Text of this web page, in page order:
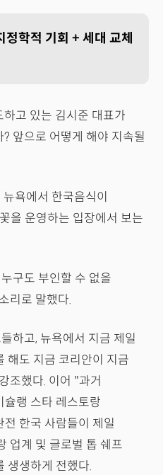
학적 기회 + 세대 교체
고 있는 김시준 대표가
앞으로 어떻게 해야 지속될
욕에서 한국음식이
을 운영하는 입장에서 보는
구도 부인할 수 없을
리로 말했다.
하고, 뉴욕에서 지금 제일
해도 지금 코리안이 지금
조했다. 이어 "과거
슐랭 스타 레스토랑
한국 사람들이 제일
업계 및 글로벌 톱 쉐프
생생하게 전했다.